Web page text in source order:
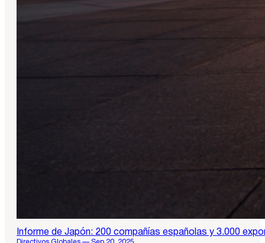
Informe de Japón: 200 compañías españolas y 3.000